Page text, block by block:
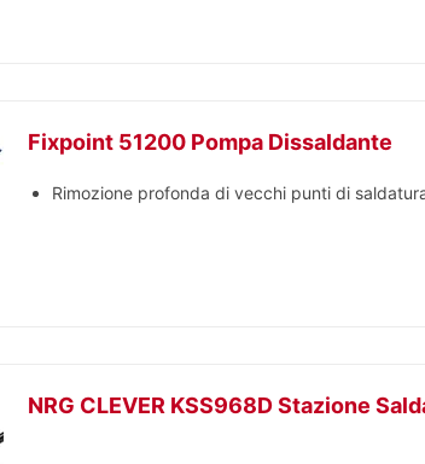
Fixpoint 51200 Pompa Dissaldante
Rimozione profonda di vecchi punti di
NRG CLEVER KSS968D Stazione